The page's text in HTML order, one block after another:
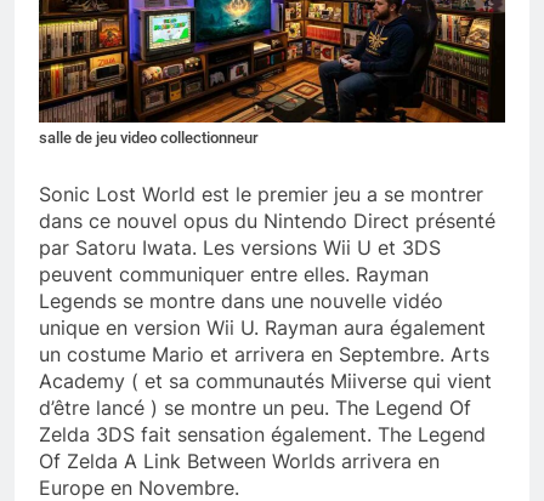
salle de jeu video collectionneur
Sonic Lost World est le premier jeu a se montrer
dans ce nouvel opus du Nintendo Direct présenté
par Satoru Iwata. Les versions Wii U et 3DS
peuvent communiquer entre elles. Rayman
Legends se montre dans une nouvelle vidéo
unique en version Wii U. Rayman aura également
un costume Mario et arrivera en Septembre. Arts
Academy ( et sa communautés Miiverse qui vient
d’être lancé ) se montre un peu. The Legend Of
Zelda 3DS fait sensation également. The Legend
Of Zelda A Link Between Worlds arrivera en
Europe en Novembre.